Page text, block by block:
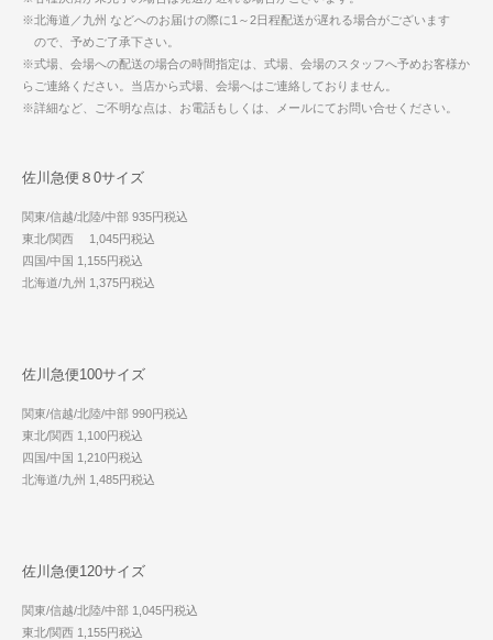
※北海道／九州 などへのお届けの際に1～2日程配送が遅れる場合がございます
ので、予めご了承下さい。
※式場、会場への配送の場合の時間指定は、式場、会場のスタッフへ予めお客様か
らご連絡ください。当店から式場、会場へはご連絡しておりません。
※詳細など、ご不明な点は、お電話もしくは、メールにてお問い合せください。
佐川急便８0サイズ
関東/信越/北陸/中部 935円税込
東北/関西 1,045円税込
四国/中国 1,155円税込
北海道/九州 1,375円税込
佐川急便100サイズ
関東/信越/北陸/中部 990円税込
東北/関西 1,100円税込
四国/中国 1,210円税込
北海道/九州 1,485円税込
佐川急便120サイズ
関東/信越/北陸/中部 1,045円税込
東北/関西 1,155円税込